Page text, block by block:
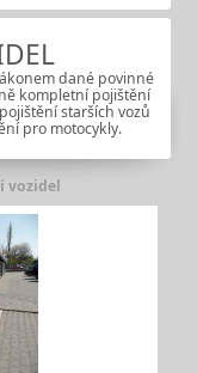
dané povinné
kompletní pojištění
starších vozů
pro motocykly.
vozidel